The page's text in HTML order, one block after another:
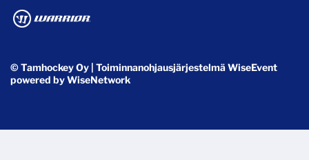
© Tamhockey Oy | ToiminnanohjausjärjestelmäWiseEvent
powered byWiseNetwork